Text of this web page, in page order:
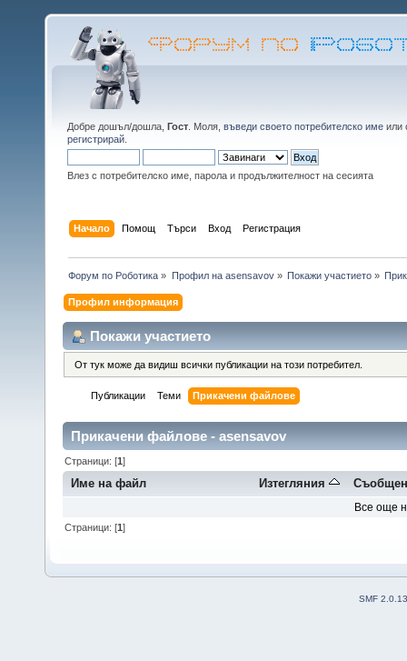
Добре дошъл/дошла, Гост . Моля, въведи своето потребителско име или
регистрирай
Влез с потребителско име, парола и продължителност на сесията
Начало Помощ Търси Вход Регистрация
Форум по Роботика » Профил на asensavov» Покажи участието»
Профил информация
Покажи участието
От тук може да видиш всички публикации на този потребител.
Публикации Теми Прикачени файлове
Прикачени файлове - asensavov
Страници: [1]
Име на файл Изтегляния
Все още
Страници: [1]
SMF 2.0.13